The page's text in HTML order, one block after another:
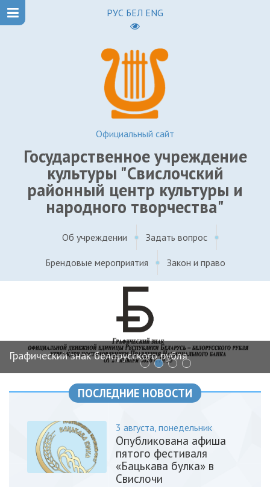
РУС БЕЛ ENG
Официальный сайт
Государственное учреждение
культуры "Свислочский
районный центр культуры и
народного творчества"
Об учреждении Задать вопрос
Брендовые мероприятия Закон и право
Графический знак белорусского рубля
‹ ›
ПОСЛЕДНИЕ НОВОСТИ
3 августа, понедельник
Опубликована афиша
пятого фестиваля
«Бацькава булка» в
Свислочи